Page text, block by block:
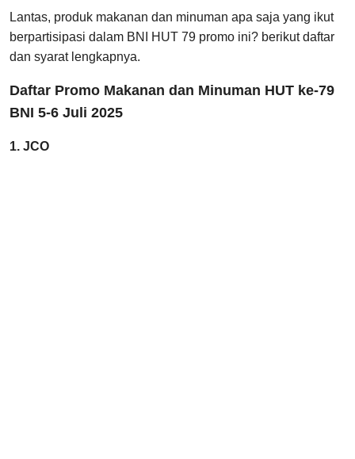
Lantas, produk makanan dan minuman apa saja yang ikut
berpartisipasi dalam BNI HUT 79 promo ini? berikut daftar
dan syarat lengkapnya.
Daftar Promo Makanan dan Minuman HUT ke-79
BNI 5-6 Juli 2025
1. JCO